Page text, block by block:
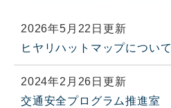
2026年5月22日更新
ヒヤリハットマップについて
2024年2月26日更新
交通安全プログラム推進室